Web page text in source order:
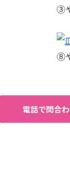
③
⑧
電話で問合